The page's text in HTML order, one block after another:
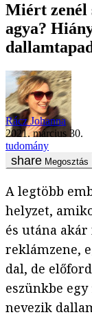
Miért zenél
agya?
Rácz Johanna
2021. március 30.
tudomány
Megosztás
A legtöbb
helyzet,
és utána
reklámzene,
dal, de
eszünkbe
nevezik